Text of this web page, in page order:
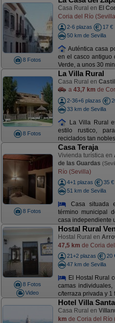
8 Fotos
Casa Rural en El
Coria del Río
2-6 plazas
17 €
50 km de Sevilla
Auténtica casa
en el casco antiguo
Verde, a unos 30
8 Fotos
La Villa Rural
Casa Rural en
a 43,7 km de
2-36+6 plazas
33 km de Sevilla
La Villa Rural
estilo rustico,
reciclados tan
8 Fotos
Casa Teraja
Vivienda turística en
de las Guardas
Río (Sevilla)
4+1 plazas
35 €
51 km de Sevilla
Casa situada
término municipal
casa independiente
8 Fotos
Video
Hostal Rural
Hostal Rural en
47,5 km de Coria
21+2 plazas
20
47 km de Sevilla
El Hostal Rural
camas
c/terraza privada y 1
Hotel Villa
Casa Rural en
km de Coria del Río